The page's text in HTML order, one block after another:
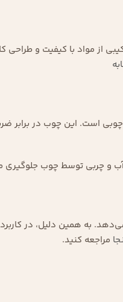
مواد با کیفیت و طراحی
است. این چوب در برابر
به همین دلیل، در
مراجعه کنید.